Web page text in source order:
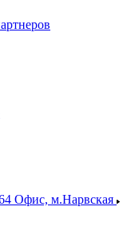
Офис, м.Нарвская